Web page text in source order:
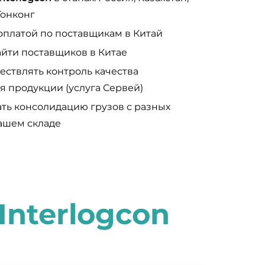
по поставщикам в Китай
поставщиков в Китае
контроль качества
продукции (услуга Сервей)
консолидацию грузов с разных
складе
nterlogcon